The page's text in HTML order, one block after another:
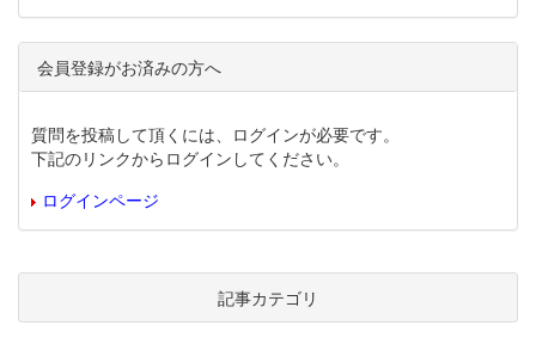
会員登録がお済みの方へ
質問を投稿して頂くには、ログインが必要です。
下記のリンクからログインしてください。
ログインページ
記事カテゴリ